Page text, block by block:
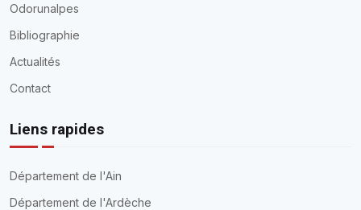
Odorunalpes
Bibliographie
Actualités
Contact
Liens rapides
Département de l'Ain
Département de l'Ardèche